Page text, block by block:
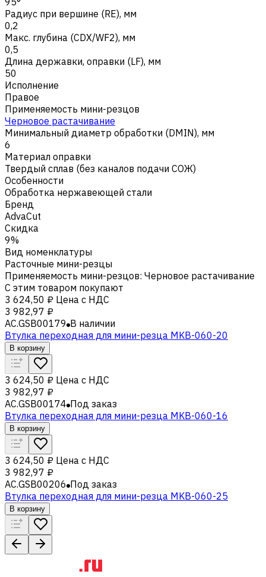
Радиус при вершине (RE), мм
0,2
Макс. глубина (CDX/WF2), мм
0,5
Длина державки, оправки (LF), мм
50
Исполнение
Правое
Применяемость мини-резцов
Черновое растачивание
Минимальный диаметр обработки (DMIN), мм
6
Материал оправки
Твердый сплав (без каналов подачи СОЖ)
Особенности
Обработка нержавеющей стали
Бренд
AdvaCut
Скидка
9%
Вид номенклатуры
Расточные мини-резцы
Применяемость мини-резцов: Черновое растачивание
С этим товаром покупают
3 624,50 ₽ Цена с НДС
3 982,97 ₽
AC.GSB00179 В наличии
Втулка переходная для мини-резца MKB-060-20
В корзину
3 624,50 ₽ Цена с НДС
3 982,97 ₽
AC.GSB00174 Под заказ
Втулка переходная для мини-резца MKB-060-16
В корзину
3 624,50 ₽ Цена с НДС
3 982,97 ₽
AC.GSB00206 Под заказ
Втулка переходная для мини-резца MKB-060-25
В корзину